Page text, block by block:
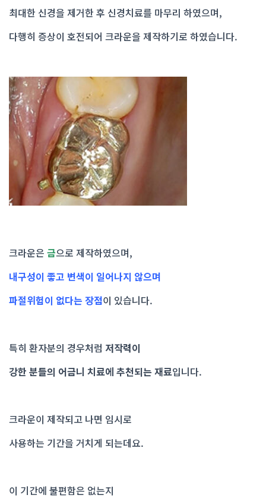
최대한 신경을 제거한 후 신경치료를 마무리 하였으며,
다행히 증상이 호전되어 크라운을 제작하기로 하였습니다.
크라운은 금으로 제작하였으며,
내구성이 좋고 변색이 일어나지 않으며
파절위험이 없다는 장점이 있습니다.
특히 환자분의 경우처럼 저작력이
강한 분들의 어금니 치료에 추천되는 재료입니다.
크라운이 제작되고 나면 임시로
사용하는 기간을 거치게 되는데요.
이 기간에 불편함은 없는지